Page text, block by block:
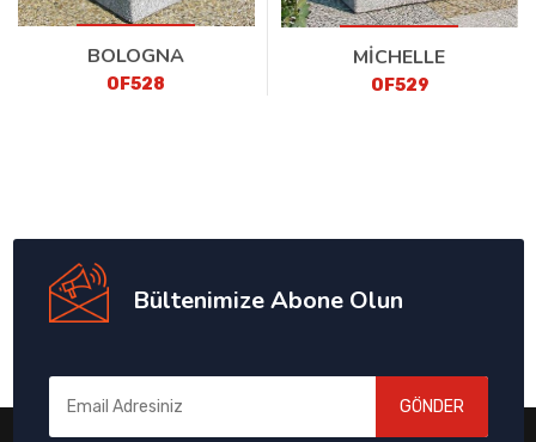
BOLOGNA
OF528
MİCHELLE
OF529
Bültenimize Abone Olun
GÖNDER